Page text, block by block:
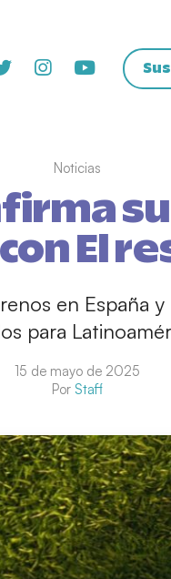
Noticias
El
en España
para
15 de mayo de 2025
Por Staff